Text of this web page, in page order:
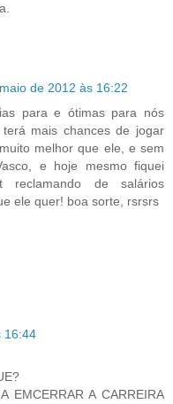
de 2012 às 16:22
para e ótimas para nós
mais chances de jogar
melhor que ele, e sem
e hoje mesmo fiquei
reclamando de salários
ele quer! boa sorte, rsrsrs
16:44
EMCERRAR A CARREIRA